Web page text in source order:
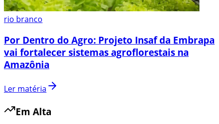
rio branco
Por Dentro do Agro: Projeto Insaf da Embrapa
vai fortalecer sistemas agroflorestais na
Amazônia
Ler matéria
Em Alta